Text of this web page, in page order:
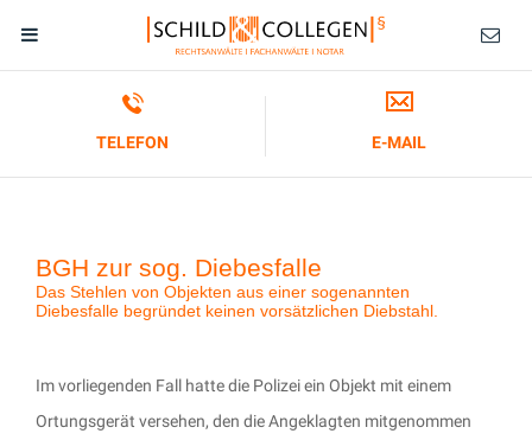
TELEFON E-MAIL
BGH zur sog. Diebesfalle
Das Stehlen von Objekten aus einer sogenannten
Diebesfalle begründet keinen vorsätzlichen Diebstahl.
Im vorliegenden Fall hatte die Polizei ein Objekt mit einem
Ortungsgerät versehen, den die Angeklagten mitgenommen